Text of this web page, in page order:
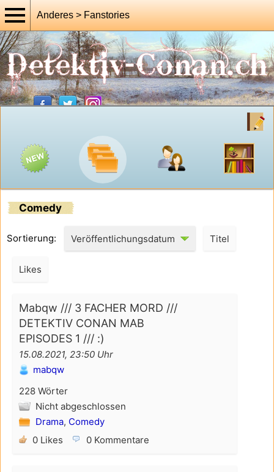
Anderes > Fanstories
Comedy
Sortierung: Veröffentlichungsdatum Titel
Likes
Mabqw /// 3 FACHER MORD ///
DETEKTIV CONAN MAB
EPISODES 1 /// :)
15.08.2021, 23:50 Uhr
mabqw
228 Wörter
Nicht abgeschlossen
Drama, Comedy
0 Likes
0 Kommentare